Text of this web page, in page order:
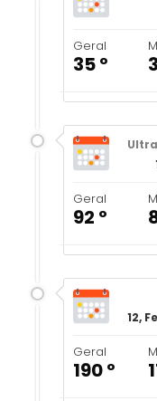
Geral
35 º
Geral
92 º
12,
Geral
190 º